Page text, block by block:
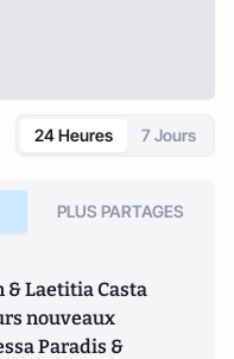
24 Heures 7 Jours
PLUS PARTAGES
& Laetitia Casta
nouveaux
Paradis &